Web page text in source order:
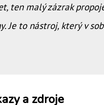
ten malý zázrak
Je to nástroj, který v
a zdroje